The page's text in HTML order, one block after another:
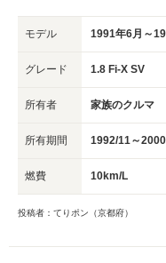
モデル 1991年6月～
グレード 1.8 Fi-X SV
所有者 家族のクルマ
所有期間 1992/11～
燃費 10km/L
投稿者：てりポン（京都府）